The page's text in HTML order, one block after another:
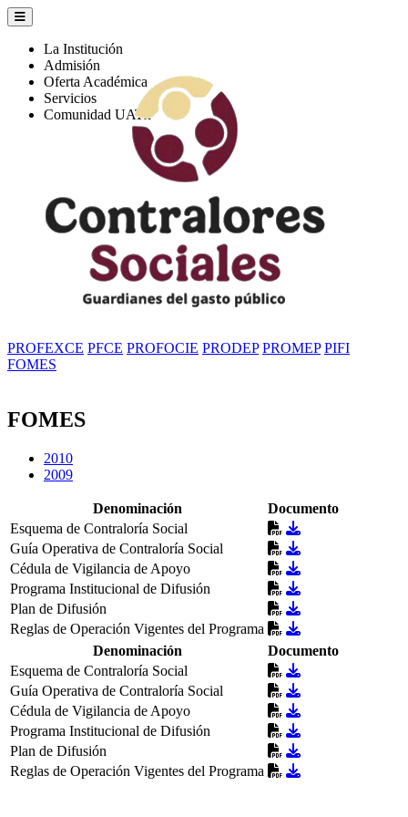
La Institución
Admisión
Oferta Académica
Servicios
Comunidad UATx
PROFEXCE PFCE PROFOCIE PRODEP PROMEP PIFI
FOMES
FOMES
2010
2009
Denominación
Documento
Esquema de Contraloría Social
Guía Operativa de Contraloría Social
Cédula de Vigilancia de Apoyo
Programa Institucional de Difusión
Plan de Difusión
Reglas de Operación Vigentes del Programa
Denominación
Documento
Esquema de Contraloría Social
Guía Operativa de Contraloría Social
Cédula de Vigilancia de Apoyo
Programa Institucional de Difusión
Plan de Difusión
Reglas de Operación Vigentes del Programa